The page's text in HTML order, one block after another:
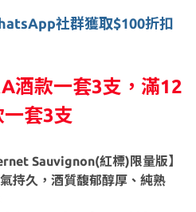
社群獲取$100折扣
酒款一套3支，滿12
套3支
Sauvignon(紅標)限量版】
持久，酒質馥郁醇厚、純熟